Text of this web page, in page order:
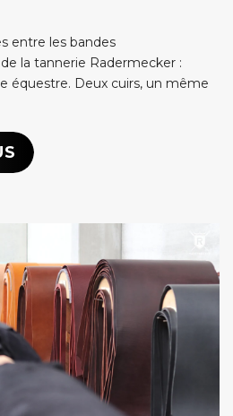
entre les bandes
la tannerie Radermecker :
équestre. Deux cuirs, un même